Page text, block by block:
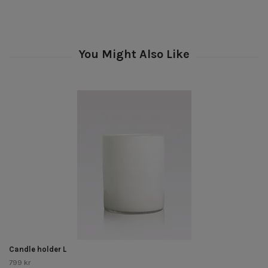
Candle holder L
799 kr